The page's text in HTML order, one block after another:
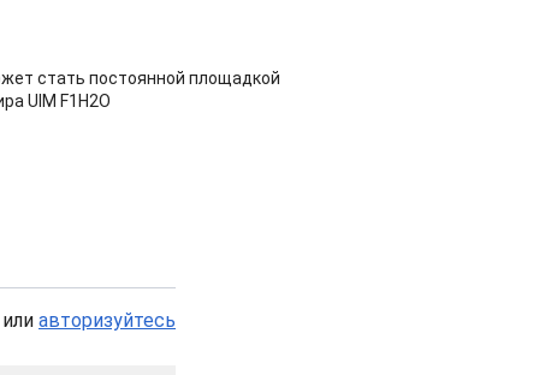
стать постоянной площадкой
UIM F1H2O
или авторизуйтесь